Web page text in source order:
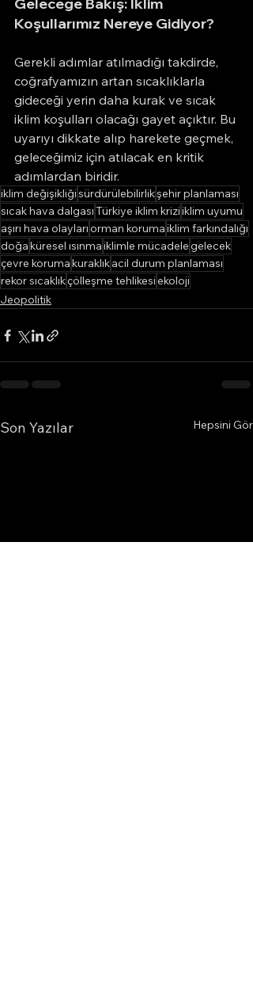
Geleceğe Bakış: İklim
Koşullarımız Nereye Gidiyor?
Gerekli adımlar atılmadığı takdirde,
coğrafyamızın artan sıcaklıklarla
gideceği yerin daha kurak ve sıcak
iklim koşulları olacağı gayet açıktır. Bu
uyarıyı dikkate alıp harekete geçmek,
geleceğimiz için atılacak en kritik
adımlardan biridir.
iklim değişikliğisürdürülebilirlikşehir planlaması
sıcak hava dalgasıTürkiye iklim kriziiklim uyumu
aşırı hava olaylarıorman korumaiklim farkındalığı
doğaküresel ısınmaiklimle mücadelegelecek
çevre korumakuraklıkacil durum planlaması
rekor sıcaklıkçölleşme tehlikesiekoloji
Jeopolitik
Son Yazılar Hepsini Gör